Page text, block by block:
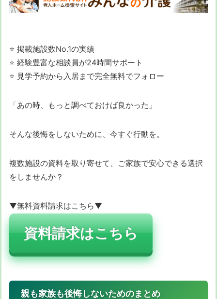
⭐ 掲載施設数No.1の実績
⭐ 経験豊富な相談員が24時間サポート
⭐ 見学予約から入居まで完全無料でフォロー
「あの時、もっと調べておけば良かった」
そんな後悔をしないために、今すぐ行動を。
複数施設の資料を取り寄せて、ご家族で安心できる選択
をしませんか？
▼無料資料請求はこちら▼
資料請求はこちら
親も家族も後悔しないためのまとめ